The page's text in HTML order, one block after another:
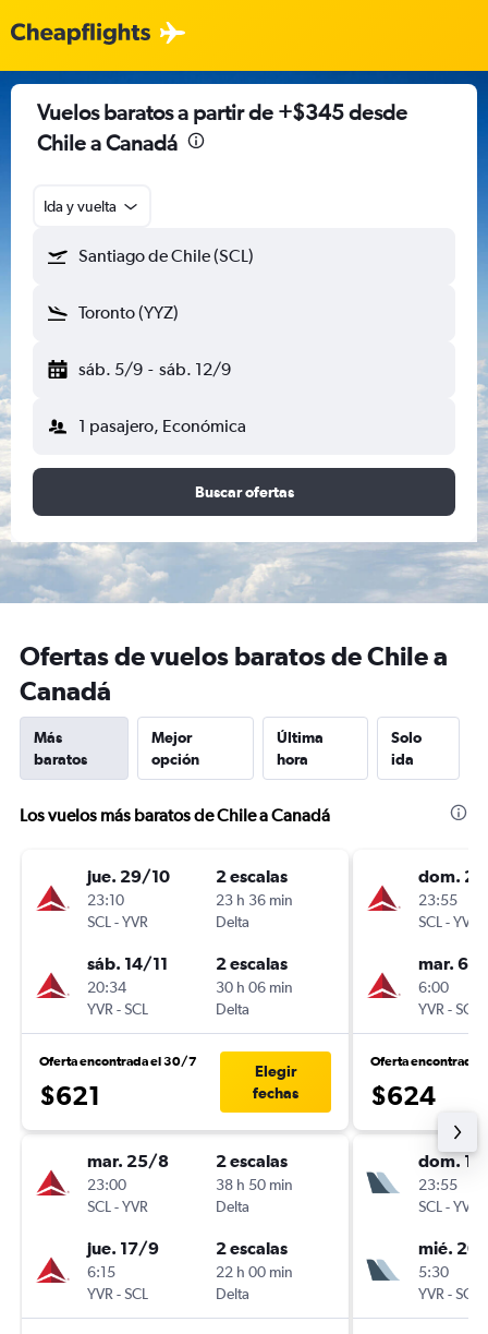
Vuelos baratos a partir de +$345 desde
Chile a Canadá
Ida y vuelta
Santiago de Chile (SCL)
Toronto (YYZ)
sáb. 5/9 - sáb. 12/9
1 pasajero, Económica
Buscar ofertas
Ofertas de vuelos baratos de Chile a
Canadá
Más
baratos
Mejor
opción
Última
hora
Solo
ida
Los vuelos más baratos de Chile a Canadá
jue. 29/10
23:10
SCL -YVR
2 escalas
23 h 36 min
Delta
sáb. 14/11
20:34
YVR -SCL
2 escalas
30 h 06 min
Delta
Oferta encontrada el 30/7
$621
Elegir
fechas
mar. 25/8
23:00
SCL -YVR
2 escalas
38 h 50 min
Delta
jue. 17/9
6:15
YVR -SCL
2 escalas
22 h 00 min
Delta
dom.
23:55
SCL -YVR
mar. 6/
6:00
YVR -SCL
Oferta encontrada
$624
dom.
23:55
SCL -YVR
mié.
5:30
YVR -SCL